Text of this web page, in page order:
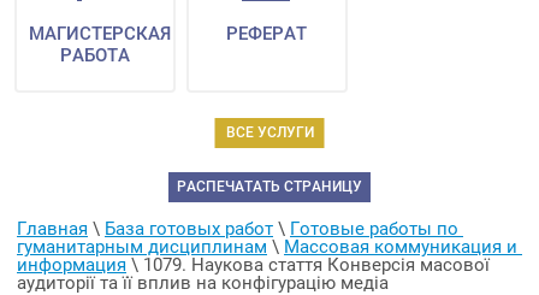
ВСЕ УСЛУГИ
МАГИСТЕРСКАЯ
РАБОТА
РЕФЕРАТ
РАСПЕЧАТАТЬ СТРАНИЦУ
Главная \ База готовых работ \ Готовые работы по
гуманитарным дисциплинам \ Массовая коммуникация и
информация \ 1079. Наукова стаття Конверсія масової
аудиторії та її вплив на конфігурацію медіа